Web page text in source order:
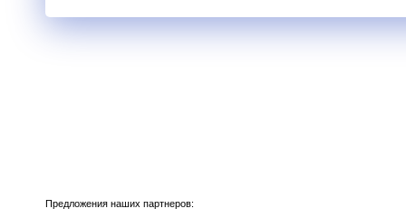
Предложения наших партнеров: